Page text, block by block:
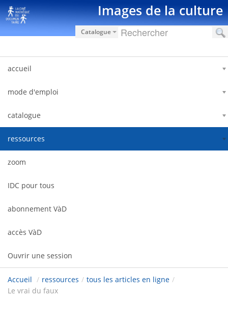
Saut au contenu Images de la culture
Catalogue
accueil
mode d'emploi
catalogue
ressources
zoom
IDC pour tous
abonnement VàD
accès VàD
Ouvrir une session
Accueil / ressources / tous les articles en ligne /
Le vrai du faux